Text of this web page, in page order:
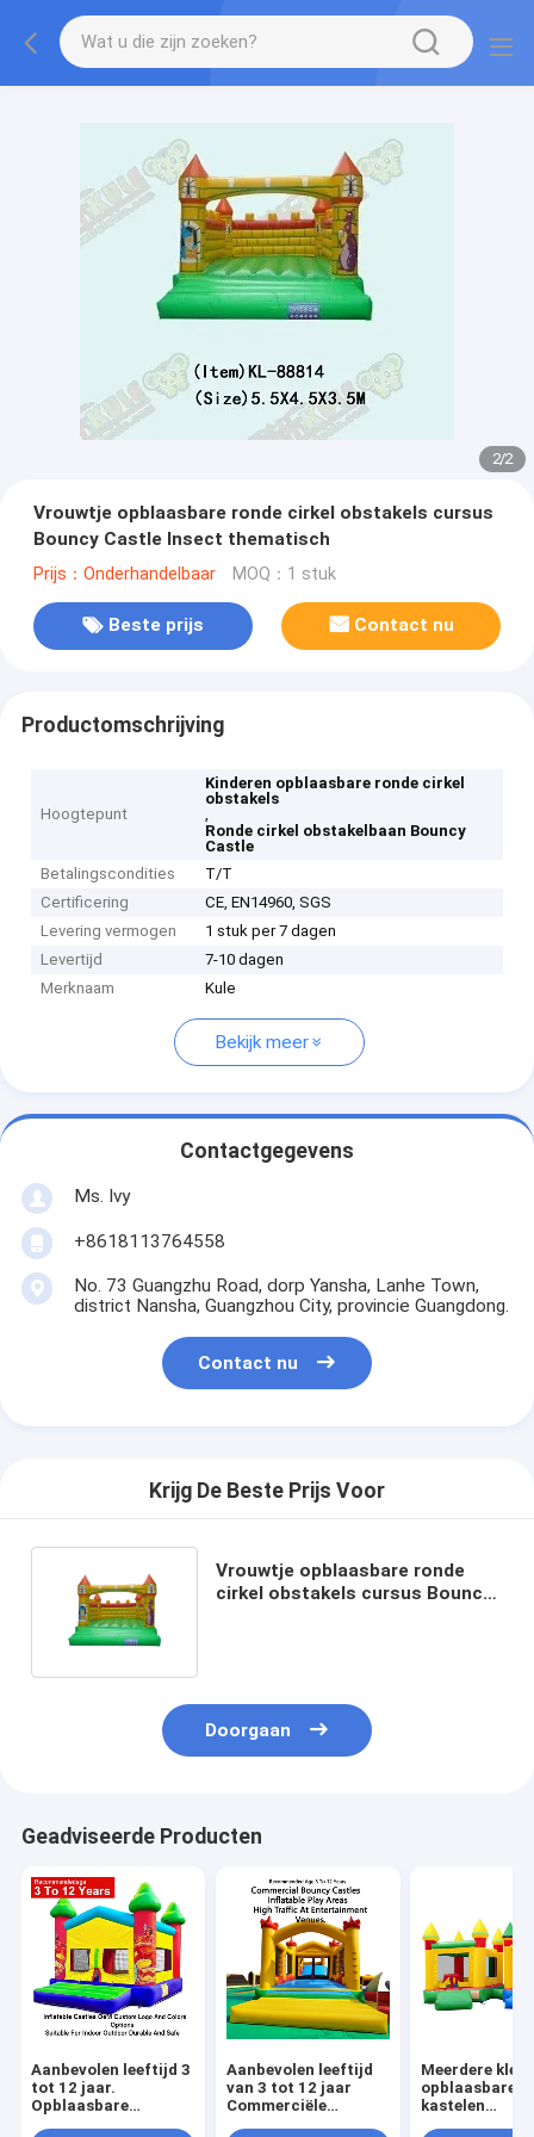
2/2
Vrouwtje opblaasbare ronde cirkel obstakels cursus
Bouncy Castle Insect thematisch
Prijs：Onderhandelbaar MOQ：1 stuk
Beste prijs Contact nu
Productomschrijving
Hoogtepunt
Kinderen opblaasbare ronde cirkel
obstakels
,
Ronde cirkel obstakelbaan Bouncy
Castle
Betalingscondities
T/T
Certificering
CE, EN14960, SGS
Levering vermogen
1 stuk per 7 dagen
Levertijd
7-10 dagen
Merknaam
Kule
Bekijk meer
Contactgegevens
Ms. Ivy
+8618113764558
No. 73 Guangzhu Road, dorp Yansha, Lanhe Town,
district Nansha, Guangzhou City, provincie Guangdong.
Contact nu
Krijg De Beste Prijs Voor
Vrouwtje opblaasbare ronde
cirkel obstakels cursus Bouncy
Doorgaan
Geadviseerde Producten
Aanbevolen leeftijd 3
tot 12 jaar.
Opblaasbare
Aanbevolen leeftijd
van 3 tot 12 jaar
Commerciële
Meerdere
opblaasbare
kastelen